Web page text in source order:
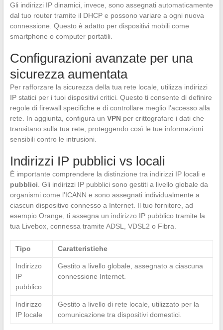
Gli indirizzi IP dinamici, invece, sono assegnati automaticamente
dal tuo router tramite il DHCP e possono variare a ogni nuova
connessione. Questo è adatto per dispositivi mobili come
smartphone o computer portatili.
Configurazioni avanzate per una
sicurezza aumentata
Per rafforzare la sicurezza della tua rete locale, utilizza indirizzi
IP statici per i tuoi dispositivi critici. Questo ti consente di definire
regole di firewall specifiche e di controllare meglio l’accesso alla
rete. In aggiunta, configura un VPNper crittografare i dati che
transitano sulla tua rete, proteggendo così le tue informazioni
sensibili contro le intrusioni.
Indirizzi IP pubblici vs locali
È importante comprendere la distinzione tra indirizzi IP locali e
pubblici . Gli indirizzi IP pubblici sono gestiti a livello globale da
organismi come l’ICANN e sono assegnati individualmente a
ciascun dispositivo connesso a Internet. Il tuo fornitore, ad
esempio Orange, ti assegna un indirizzo IP pubblico tramite la
tua Livebox, connessa tramite ADSL, VDSL2 o Fibra.
Tipo Caratteristiche
Indirizzo
IP
pubblico
Gestito a livello globale, assegnato a ciascuna
connessione Internet.
Indirizzo
IP locale
Gestito a livello di rete locale, utilizzato per la
comunicazione tra dispositivi domestici.